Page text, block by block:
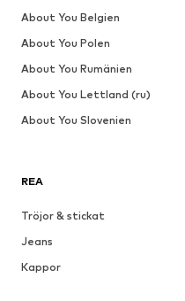
REA
Tröjor & stickat
Jeans
Kappor
About You Belgien
About You Polen
About You Rumänien
About You Lettland (ru)
About You Slovenien